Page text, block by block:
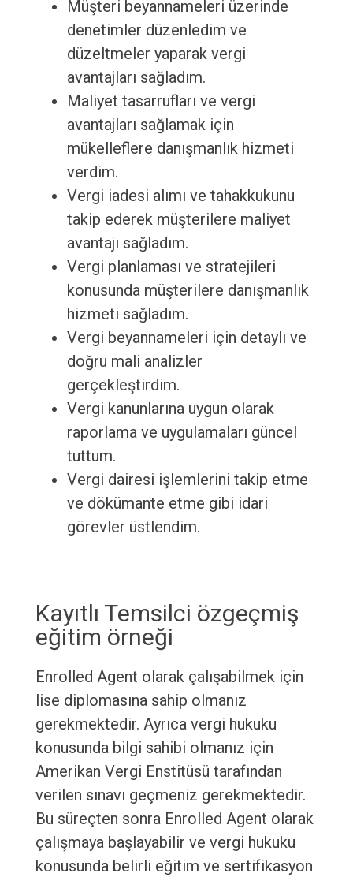
Müşteri beyannameleri üzerinde
denetimler düzenledim ve
düzeltmeler yaparak vergi
avantajları sağladım.
Maliyet tasarrufları ve vergi
avantajları sağlamak için
mükelleflere danışmanlık hizmeti
verdim.
Vergi iadesi alımı ve tahakkukunu
takip ederek müşterilere maliyet
avantajı sağladım.
Vergi planlaması ve stratejileri
konusunda müşterilere danışmanlık
hizmeti sağladım.
Vergi beyannameleri için detaylı ve
doğru mali analizler
gerçekleştirdim.
Vergi kanunlarına uygun olarak
raporlama ve uygulamaları güncel
tuttum.
Vergi dairesi işlemlerini takip etme
ve dökümante etme gibi idari
görevler üstlendim.
Kayıtlı Temsilci özgeçmiş
eğitim örneği
Enrolled Agent olarak çalışabilmek için
lise diplomasına sahip olmanız
gerekmektedir. Ayrıca vergi hukuku
konusunda bilgi sahibi olmanız için
Amerikan Vergi Enstitüsü tarafından
verilen sınavı geçmeniz gerekmektedir.
Bu süreçten sonra Enrolled Agent olarak
çalışmaya başlayabilir ve vergi hukuku
konusunda belirli eğitim ve sertifikasyon